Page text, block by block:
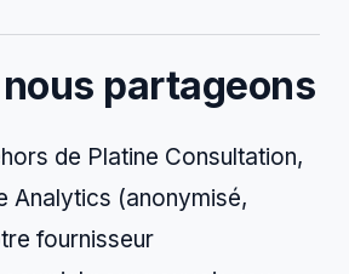
partageons
de Platine Consultation,
Analytics (anonymisé,
fournisseur